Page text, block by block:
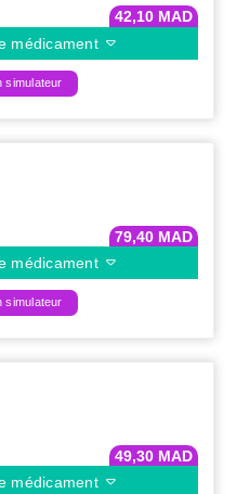
42,10 MAD
médicament
simulateur
79,40 MAD
médicament
simulateur
49,30 MAD
médicament